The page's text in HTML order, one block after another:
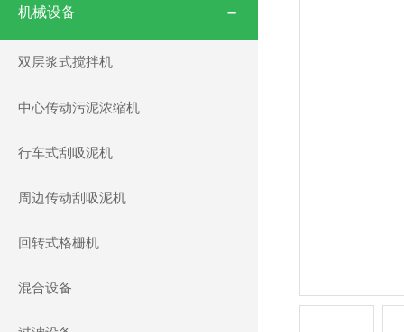
机械设备
双层浆式搅拌机
中心传动污泥浓缩机
行车式刮吸泥机
周边传动刮吸泥机
回转式格栅机
混合设备